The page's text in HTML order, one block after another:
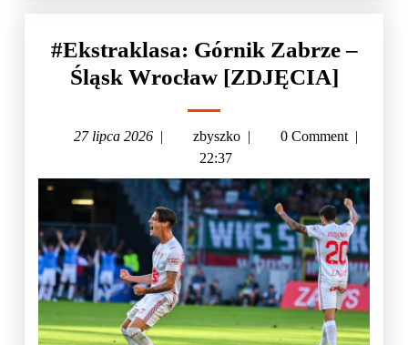
#Ekstraklasa: Górnik Zabrze –
Śląsk Wrocław [ZDJĘCIA]
27 lipca 2026 | zbyszko | 0 Comment |
22:37